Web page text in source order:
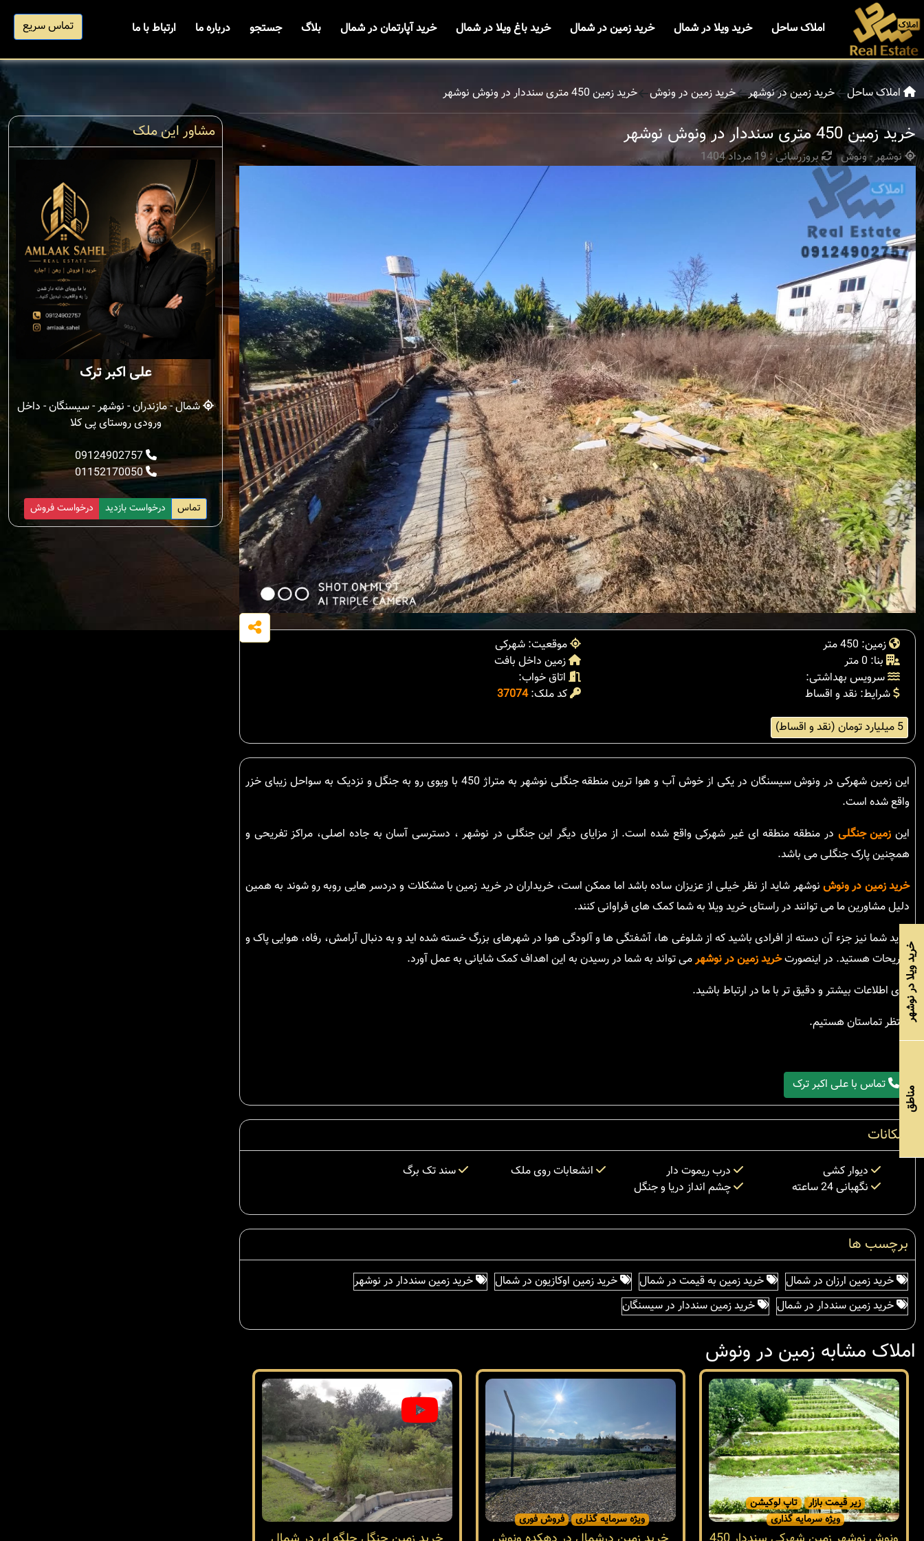
املاک ساحل خرید ویلا در شمال خرید زمین در شمال خرید باغ ویلا در شمال خرید آپارتمان در شمال بلاگ جستجو درباره ما ارتباط با ما تماس سریع
املاک ساحل خرید زمین در نوشهر خرید زمین در ونوش خرید زمین 450 متری سنددار در ونوش نوشهر
خرید زمین 450 متری سنددار در ونوش نوشهر
نوشهر - ونوش بروزرسانی : 19 مرداد 1404
زمین: 450 متر
موقعیت: شهرکی
بنا: 0 متر
زمین داخل بافت
سرویس بهداشتی:
اتاق خواب:
شرایط: نقد و اقساط
کد ملک:37074
5 میلیارد تومان (نقد و اقساط)
این زمین شهرکی در ونوش سیسنگان در یکی از خوش آب و هوا ترین منطقه جنگلی نوشهر به متراژ 450 با ویوی رو به جنگل و نزدیک به سواحل زیبای خزر
واقع شده است.
این زمین جنگلی در منطقه منطقه ای غیر شهرکی واقع شده است. از مزایای دیگر این جنگلی در نوشهر ، دسترسی آسان به جاده اصلی، مراکز تفریحی و
همچنین پارک جنگلی می باشد.
خرید زمین در ونوش نوشهر شاید از نظر خیلی از عزیزان ساده باشد اما ممکن است، خریداران در خرید زمین با مشکلات و دردسر هایی روبه رو شوند به همین
دلیل مشاورین ما می توانند در راستای خرید ویلا به شما کمک های فراوانی کنند.
شاید شما نیز جزء آن دسته از افرادی باشید که از شلوغی ها، آشفتگی ها و آلودگی هوا در شهرهای بزرگ خسته شده اید و به دنبال آرامش، رفاه، هوایی پاک و
تفریحات هستید. در اینصورتخرید زمین در نوشهرمی تواند به شما در رسیدن به این اهداف کمک شایانی به عمل آورد.
برای اطلاعات بیشتر و دقیق تر با ما در ارتباط باشید.
منتظر تماستان هستیم.
تماس با علی اکبر ترک
امکانات
دیوار کشی درب ریموت دار انشعابات روی ملک
سند تک برگ
نگهبانی 24 ساعته
چشم انداز دریا و جنگل
برچسب ها
خرید زمین ارزان در شمال خرید زمین به قیمت در شمال خرید زمین اوکازیون در شمال
خرید زمین سنددار در نوشهر
خرید زمین سنددار در شمال
خرید زمین سنددار در سیسنگان
املاک مشابه زمین در ونوش
زیر قیمت بازار
تاپ لوکیشن
ویژه سرمایه گذاری
ویژه سرمایه گذاری فروش فوری
مشاور این ملک
علی اکبر ترک
شمال - مازندران - نوشهر - سیسنگان - داخل
ورودی روستای پی کلا
09124902757
01152170050
درخواست فروش درخواست بازدید تماس
خرید ویلا در نوشهر
مناطق